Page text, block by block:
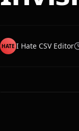
HATE I Hate CSV Editor